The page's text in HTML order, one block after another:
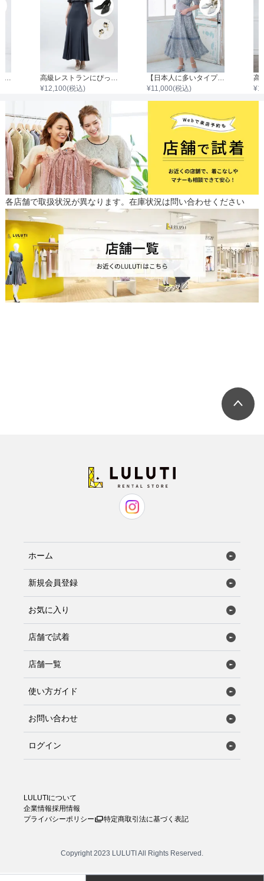
高級レストランにぴったり！洗練された夜の装い（イエベ春×骨格ウェーブ）
高級レストランにぴったり！洗練された夜の装い（イエベ秋×骨格ナチュラル）
¥12,100(税込)
【日本人に多いタイプ】高級レストランにぴったり！洗練された夜の装い（ブルべ夏×骨格ストレート）
¥11,000(税込) ¥
各店舗で取扱状況が異なります。在庫状況は問い合わせください
ホーム
新規会員登録
お気に入り
店舗で試着
店舗一覧
使い方ガイド
お問い合わせ
ログイン
LULUTIについて
企業情報採用情報
プライバシーポリシー
特定商取引法に基づく表記
Copyright 2023 LULUTI All Rights Reserved.